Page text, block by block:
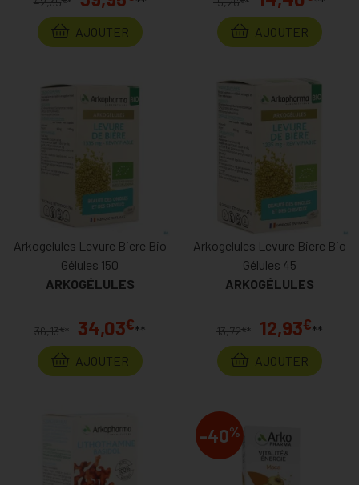
AJOUTER
AJOUTER
Arkogelules Levure Biere Bio
Gélules 150
ARKOGÉLULES
36,13€ * 34,03€**
AJOUTER
Arkogelules Levure Biere Bio
Gélules 45
ARKOGÉLULES
13,72€ * 12,93€**
AJOUTER
-40%